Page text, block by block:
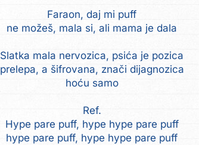
Faraon, daj mi puff
ne možeš, mala si, ali mama je dala
Slatka mala nervozica, psića je pozica
prelepa, a šifrovana, znači dijagnozica
hoću samo
Ref.
Hype pare puff, hype hype pare puff
hype pare puff, hype hype pare puff